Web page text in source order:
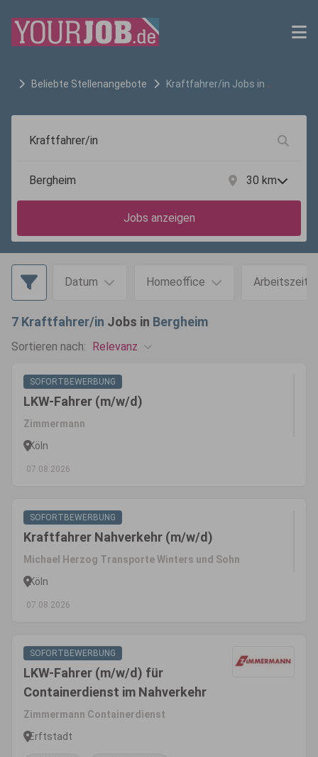
Beliebte Stellenangebote Kraftfahrer/in Jobs in
30 km
Jobs anzeigen
Datum Homeoffice Arbeitszeit
7 Kraftfahrer/in Jobs in Bergheim
Sortieren nach: Relevanz
SOFORTBEWERBUNG
LKW-Fahrer (m/w/d)
Zimmermann
Köln
07.08.2026
SOFORTBEWERBUNG
Kraftfahrer Nahverkehr (m/w/d)
Michael Herzog Transporte Winters und Sohn
Köln
07.08.2026
SOFORTBEWERBUNG
LKW-Fahrer (m/w/d) für
Containerdienst im Nahverkehr
Zimmermann Containerdienst
Erftstadt